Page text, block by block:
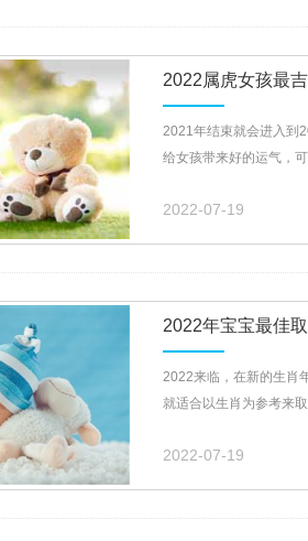
2022属虎女孩最
2021年结束就会进入到
给女孩带来好的运气，
2022-07-19
2022年宝宝最佳
2022来临，在新的生肖
就适合以生肖为参考来
2022-07-19